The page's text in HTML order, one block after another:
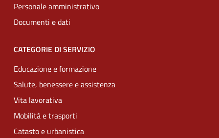
Personale amministrativo
Documenti e dati
CATEGORIE DI SERVIZIO
Educazione e formazione
Salute, benessere e assistenza
Vita lavorativa
Mobilità e trasporti
Catasto e urbanistica